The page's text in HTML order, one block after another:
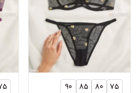
75
80
85
90